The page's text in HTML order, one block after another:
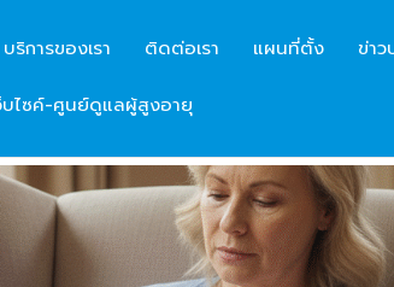
บริการของเรา ติดต่อเรา แผนที่ตั้ง ข่า
บไซค์-ศูนย์ดูแลผู้สูงอายุ